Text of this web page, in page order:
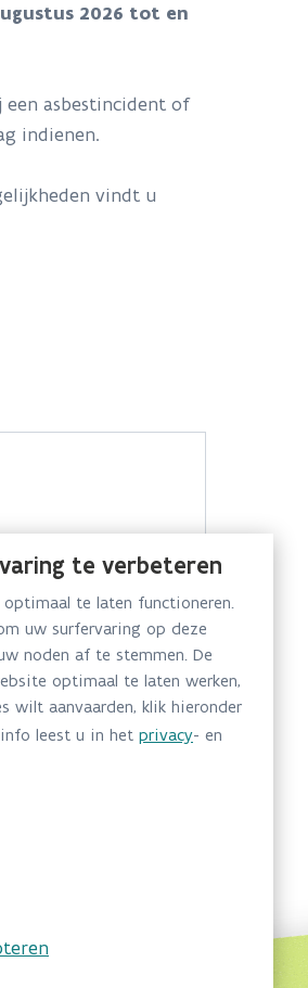
2026 tot en
een asbestincident of
indienen.
vindt u
te verbeteren
te laten functioneren.
uw surfervaring op deze
noden af te stemmen. De
optimaal te laten werken,
wilt aanvaarden, klik hieronder
leest u in het privacy- en